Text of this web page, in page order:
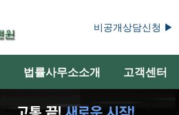
비공개상담신청 ▶
법률사무소소개 고객센터